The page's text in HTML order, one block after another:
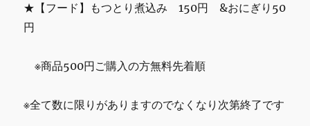
★【フード】もつとり煮込み 150円 &おにぎり50
円
※商品500円ご購入の方無料先着順
※全て数に限りがありますのでなくなり次第終了です